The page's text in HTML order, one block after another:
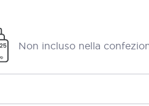
Non incluso nella